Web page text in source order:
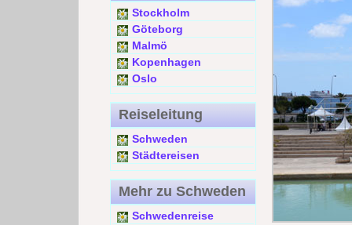
Stockholm
Göteborg
Malmö
Kopenhagen
Oslo
Reiseleitung
Schweden
Städtereisen
Mehr zu Schweden
Schwedenreise